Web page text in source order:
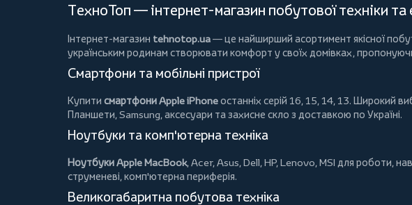
ТехноТоп — інтернет-магазин побутової техніки та
Інтернет-магазин tehnotop.ua— це найширший асортимент якісної
українським родинам створювати комфорт у своїх домівках,
Смартфони та мобільні пристрої
Купити смартфони Apple iPhoneостанніх серій 16, 15, 14, 13. Широкий
Планшети, Samsung, аксесуари тазахисне скло з доставкою по Україні.
Ноутбуки та комп'ютерна техніка
Ноутбуки Apple MacBook,Acer,Asus,Dell,HP,Lenovo,MSI для роботи,
струменеві, комп'ютерна периферія.
Великогабаритна побутова техніка